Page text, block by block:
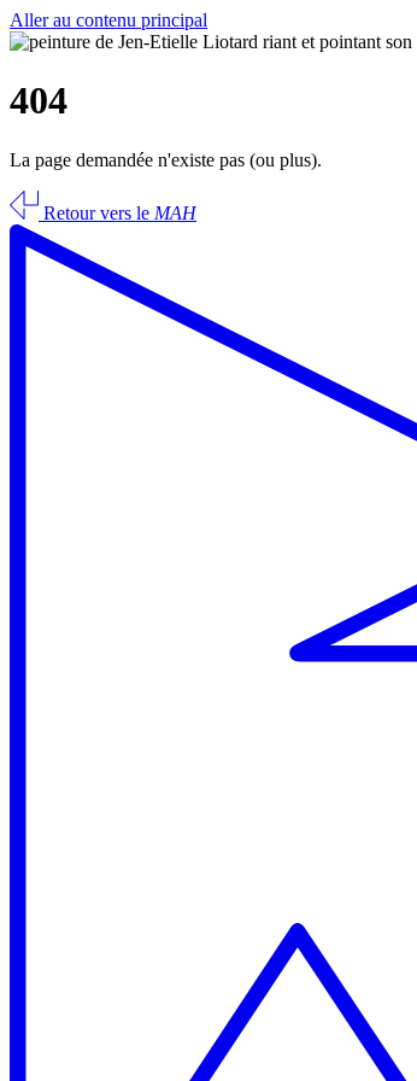
Aller au contenu principal
404
La page demandée n'existe pas (ou plus).
Retour vers le MAH